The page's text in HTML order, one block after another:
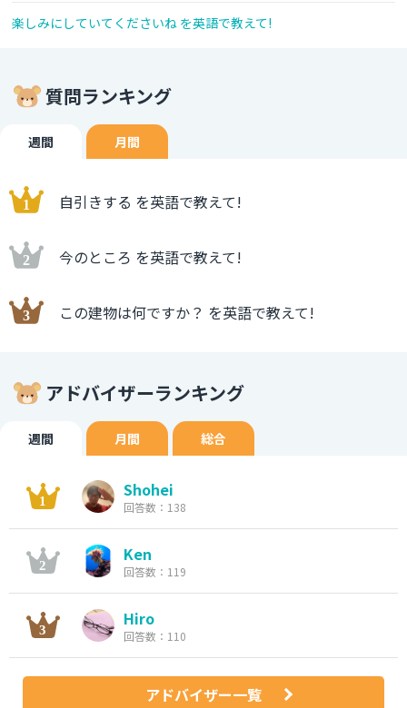
楽しみにしていてくださいね を英語で教えて!
質問ランキング
週間 月間
自引きする を英語で教えて!
今のところ を英語で教えて!
この建物は何ですか？ を英語で教えて!
アドバイザーランキング
週間 月間 総合
Shohei
回答数：138
Ken
回答数：119
Hiro
回答数：110
アドバイザー一覧